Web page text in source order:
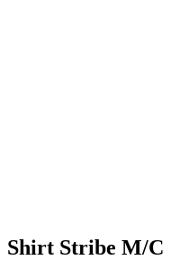
Shirt Stribe M/C